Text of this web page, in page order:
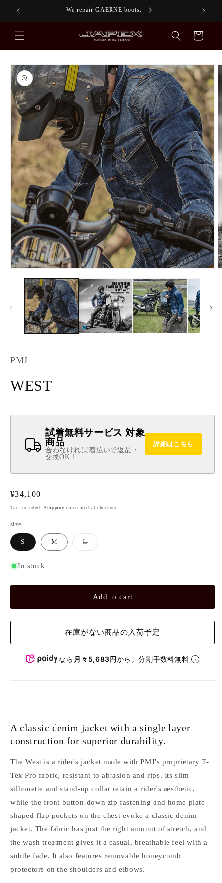
Skip to
content
We repair GAERNE boots.
Cart
Skip to
product
information
media
modal
PMJ
WEST
試着無料サービス 対象
商品
合わなければ着払いで返品・
交換OK！
詳細はこちら
Regular
price
¥34,100
Tax included. Shipping calculated at checkout.
size
S M LVariant
In stock
Add to cart
在庫がない商品の入荷予定
なら 月々5,683円から。分割手数料無料
A classic denim jacket with a single layer
construction for superior durability.
The West is a rider's jacket made with PMJ's proprietary T-
Tex Pro fabric, resistant to abrasion and rips. Its slim
silhouette and stand-up collar retain a rider's aesthetic,
while the front button-down zip fastening and home plate-
shaped flap pockets on the chest evoke a classic denim
jacket. The fabric has just the right amount of stretch, and
the wash treatment gives it a casual, breathable feel with a
subtle fade. It also features removable honeycomb
protectors on the shoulders and elbows.